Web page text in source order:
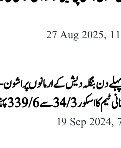
27 Aug 2025,
دن بنگلہ دیش کے ارمانوں پر
34/3 سے 339/6 پہنچا دیا
19 Sep 2024,